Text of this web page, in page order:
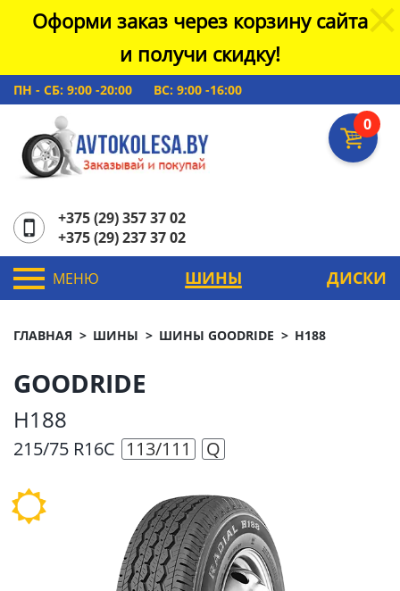
Оформи заказ через корзину сайта
и получи скидку!
ПН - СБ: 9:00 -20:00 ВС: 9:00 -16:00
0
+375 (29) 357 37 02
+375 (29) 237 37 02
МЕНЮ ШИНЫ ДИСКИ
ГЛАВНАЯ ШИНЫ ШИНЫ GOODRIDE H188
GOODRIDE
H188
215/75 R16C 113/111 Q